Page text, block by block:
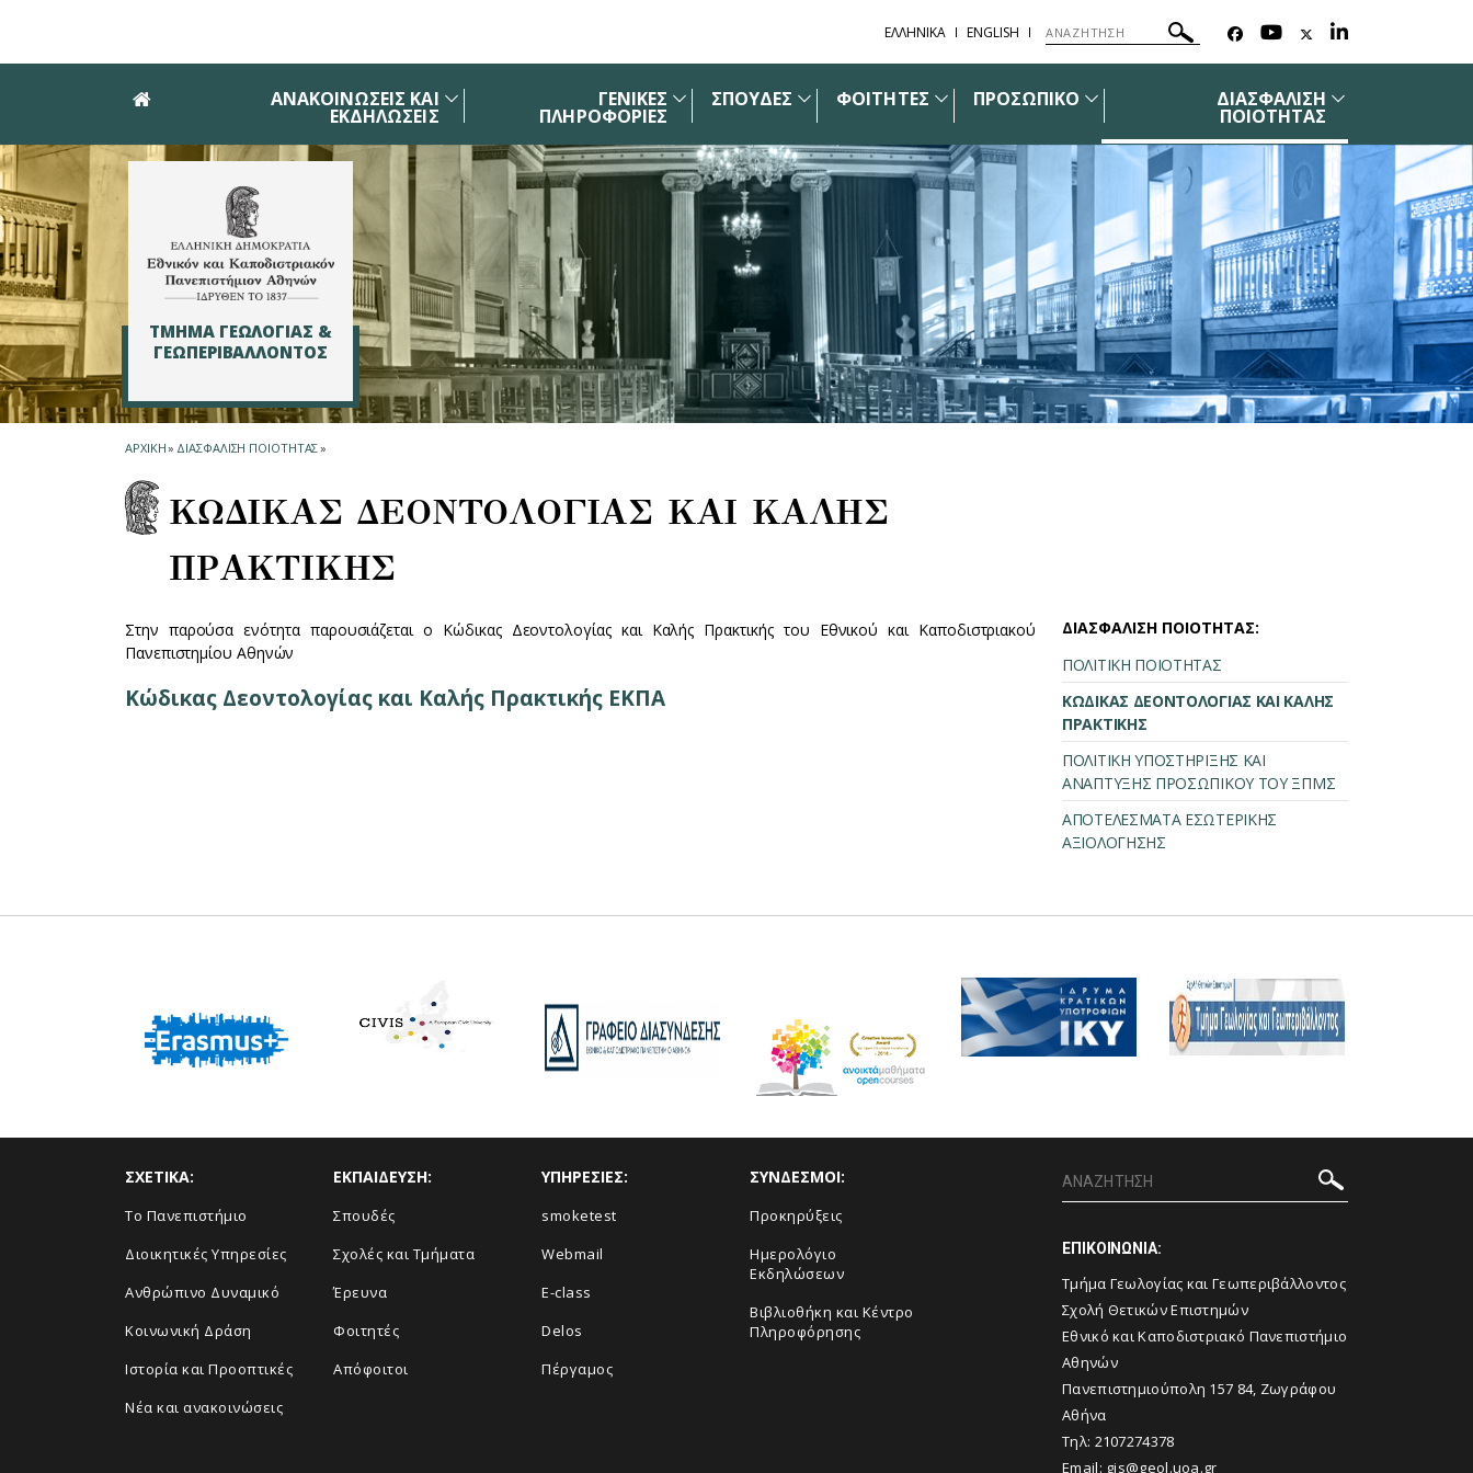
ΕΛΛΗΝΙΚΑ ENGLISH
ΑΝΑΚΟΙΝΩΣΕΙΣ ΚΑΙ
ΕΚΔΗΛΩΣΕΙΣ
ΓΕΝΙΚΕΣ
ΠΛΗΡΟΦΟΡΙΕΣ
ΣΠΟΥΔΕΣ ΦΟΙΤΗΤΕΣ ΠΡΟΣΩΠΙΚΟ ΔΙΑΣΦΑΛΙΣΗ
ΠΟΙΟΤΗΤΑΣ
ΤΜΗΜΑ ΓΕΩΛΟΓΙΑΣ &
ΓΕΩΠΕΡΙΒΑΛΛΟΝΤΟΣ
ΑΡΧΙΚΗ» ΔΙΑΣΦΑΛΙΣΗ ΠΟΙΟΤΗΤΑΣ»
ΚΩΔΙΚΑΣ ΔΕΟΝΤΟΛΟΓΙΑΣ ΚΑΙ ΚΑΛΗΣ
ΠΡΑΚΤΙΚΗΣ
Στην παρούσα ενότητα παρουσιάζεται ο Κώδικας Δεοντολογίας και Καλής Πρακτικής του Εθνικού και Καποδιστριακού
Πανεπιστημίου Αθηνών
Κώδικας Δεοντολογίας και Καλής Πρακτικής ΕΚΠΑ
ΔΙΑΣΦΑΛΙΣΗ ΠΟΙΟΤΗΤΑΣ:
ΠΟΛΙΤΙΚΗ ΠΟΙΟΤΗΤΑΣ
ΚΩΔΙΚΑΣ ΔΕΟΝΤΟΛΟΓΙΑΣ ΚΑΙ ΚΑΛΗΣ
ΠΡΑΚΤΙΚΗΣ
ΠΟΛΙΤΙΚΗ ΥΠΟΣΤΗΡΙΞΗΣ ΚΑΙ
ΑΝΑΠΤΥΞΗΣ ΠΡΟΣΩΠΙΚΟΥ ΤΟΥ ΞΠΜΣ
ΑΠΟΤΕΛΕΣΜΑΤΑ ΕΣΩΤΕΡΙΚΗΣ
ΑΞΙΟΛΟΓΗΣΗΣ
ΣΧΕΤΙΚΑ:
Το Πανεπιστήμιο
Διοικητικές Υπηρεσίες
Ανθρώπινο Δυναμικό
Κοινωνική Δράση
Ιστορία και Προοπτικές
Νέα και ανακοινώσεις
ΕΚΠΑΙΔΕΥΣΗ:
Σπουδές
Σχολές και Τμήματα
Έρευνα
Φοιτητές
Απόφοιτοι
ΥΠΗΡΕΣΙΕΣ:
smoketest
Webmail
E-class
Delos
Πέργαμος
ΣΥΝΔΕΣΜΟΙ:
Προκηρύξεις
Ημερολόγιο
Εκδηλώσεων
Βιβλιοθήκη και Κέντρο
Πληροφόρησης
ΕΠΙΚΟΙΝΩΝΙΑ:
Τμήμα Γεωλογίας και Γεωπεριβάλλοντος
Σχολή Θετικών Επιστημών
Εθνικό και Καποδιστριακό Πανεπιστήμιο
Αθηνών
Πανεπιστημιούπολη 157 84, Ζωγράφου
Αθήνα
Τηλ: 2107274378
Email: gis@geol.uoa.gr